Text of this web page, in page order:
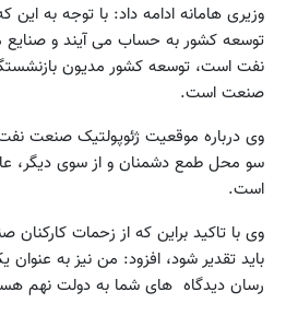
وزیری هامانه ادامه داد: با توجه به
توسعه کشور به حساب می آیند و
نفت است، توسعه کشور مدیون
صنعت است.
وی درباره موقعیت ژئوپولتیک صنعت
سو محل طمع دشمنان و از سوی دیگر،
است.
وی با تاکید براین که از زحمات
باید تقدیر شود، افزود: من نیز به عنوان
رسان دیدگاه های شما به دولت نهم